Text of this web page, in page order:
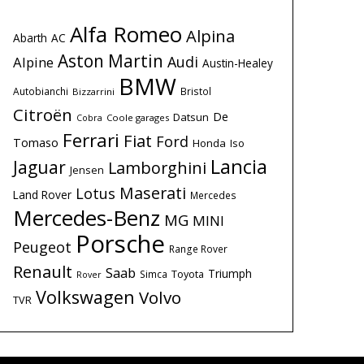
Abarth AC Alfa Romeo Alpina
Alpine Aston Martin Audi Austin-Healey
Autobianchi Bizzarrini BMW Bristol
Citroën Cobra Coole garages Datsun De
Tomaso Ferrari Fiat Ford Honda Iso
Jaguar Jensen Lamborghini Lancia
Land Rover Lotus Maserati Mercedes
Mercedes-Benz MG MINI
Peugeot Porsche Range Rover
Renault Rover Saab Simca Toyota Triumph
TVR Volkswagen Volvo